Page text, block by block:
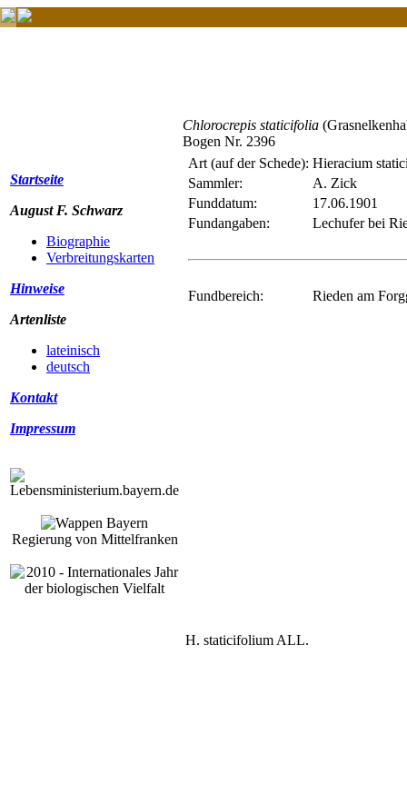
Startseite
August F. Schwarz
Biographie
Verbreitungskarten
Hinweise
Artenliste
lateinisch
deutsch
Kontakt
Impressum
Regierung von Mittelfranken
Chlorocrepis staticifolia
Bogen Nr. 2396
Art (auf der Schede): Hieracium
Sammler:
A. Zick
Funddatum:
17.06.1901
Fundangaben:
Lechufer bei
Fundbereich: Rieden am
H. staticifolium ALL.